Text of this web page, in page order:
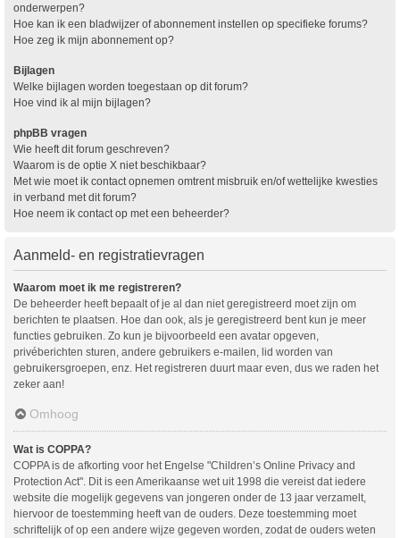
onderwerpen?
Hoe kan ik een bladwijzer of abonnement instellen op specifieke forums?
Hoe zeg ik mijn abonnement op?
Bijlagen
Welke bijlagen worden toegestaan op dit forum?
Hoe vind ik al mijn bijlagen?
phpBB vragen
Wie heeft dit forum geschreven?
Waarom is de optie X niet beschikbaar?
Met wie moet ik contact opnemen omtrent misbruik en/of wettelijke kwesties
in verband met dit forum?
Hoe neem ik contact op met een beheerder?
Aanmeld- en registratievragen
Waarom moet ik me registreren?
De beheerder heeft bepaalt of je al dan niet geregistreerd moet zijn om
berichten te plaatsen. Hoe dan ook, als je geregistreerd bent kun je meer
functies gebruiken. Zo kun je bijvoorbeeld een avatar opgeven,
privéberichten sturen, andere gebruikers e-mailen, lid worden van
gebruikersgroepen, enz. Het registreren duurt maar even, dus we raden het
zeker aan!
Omhoog
Wat is COPPA?
COPPA is de afkorting voor het Engelse "Children’s Online Privacy and
Protection Act". Dit is een Amerikaanse wet uit 1998 die vereist dat iedere
website die mogelijk gegevens van jongeren onder de 13 jaar verzamelt,
hiervoor de toestemming heeft van de ouders. Deze toestemming moet
schriftelijk of op een andere wijze gegeven worden, zodat de ouders weten